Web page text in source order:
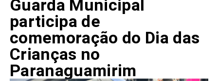
Guarda Municipal
participa de
comemoração do Dia das
Crianças no
Paranaguamirim